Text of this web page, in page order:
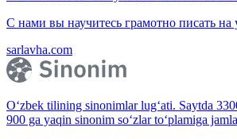
С нами вы научитесь грамотно писать на
sarlavha.com
O‘zbek tilining sinonimlar lug‘ati. Saytda
900 ga yaqin sinonim so‘zlar to‘plamiga